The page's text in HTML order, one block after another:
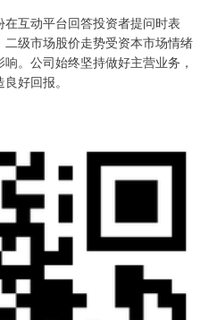
互动平台回答投资者提问时表
级市场股价走势受资本市场情绪
。公司始终坚持做好主营业务，
好回报。